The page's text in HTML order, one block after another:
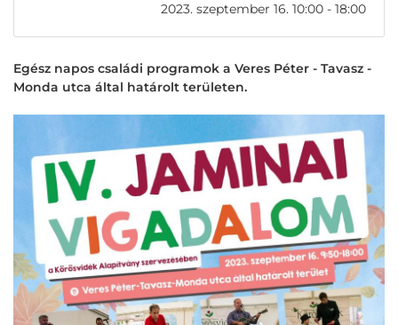
2023. szeptember 16. 10:00 - 18:00
Egész napos családi programok a Veres Péter - Tavasz -
Monda utca által határolt területen.